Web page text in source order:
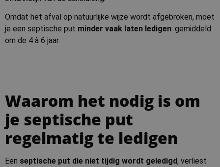
Omdat het afval op natuurlijke wijze wordt afgebroken, moet
je een septische put minder vaak laten ledigen: gemiddeld
om de 4 à 6 jaar.
Waarom het nodig is om
je septische put
regelmatig te ledigen
Een septische put die niet tijdig wordt geledigd, verliest